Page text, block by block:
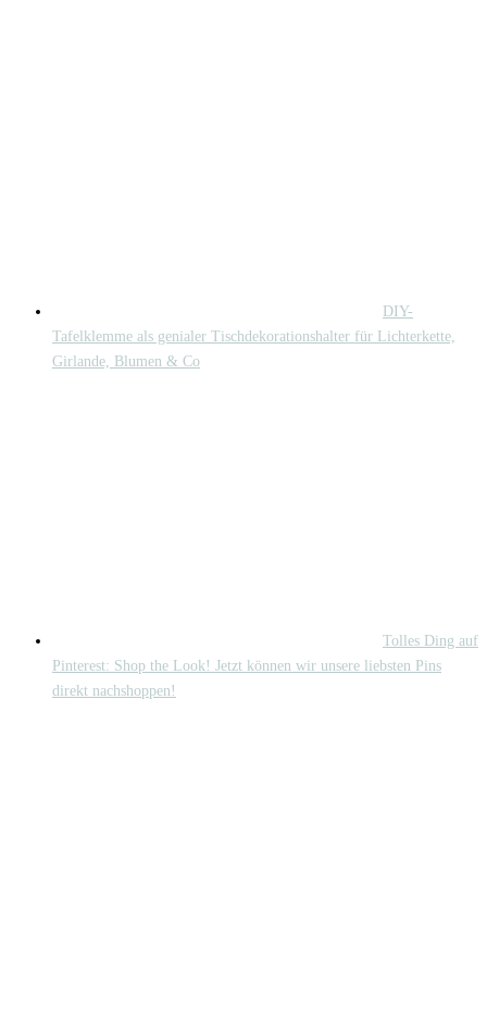
DIY-
Tafelklemme als genialer Tischdekorationshalter für Lichterkette,
Girlande, Blumen & Co
Tolles Ding auf
Pinterest: Shop the Look! Jetzt können wir unsere liebsten Pins
direkt nachshoppen!